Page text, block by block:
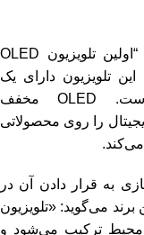
ال جی Signature OLED T را به عنوان “اولین تلویزیون OLED
تلویزیون دارای یک
صفحه نمایش OLED 77 اینچی است. OLED مخفف
را روی محصولاتی
می‌کند.
به قرار دادن آن در
برند می‌گوید: «تلویزیون
محیط ترکیب می‌شود و